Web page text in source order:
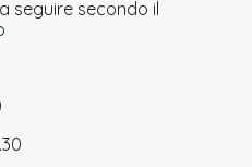
a seguire secondo il